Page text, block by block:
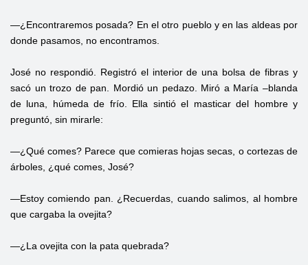
—¿Encontraremos posada? En el otro pueblo y en las aldeas por
donde pasamos, no encontramos.
José no respondió. Registró el interior de una bolsa de fibras y
sacó un trozo de pan. Mordió un pedazo. Miró a María –blanda
de luna, húmeda de frío. Ella sintió el masticar del hombre y
preguntó, sin mirarle:
—¿Qué comes? Parece que comieras hojas secas, o cortezas de
árboles, ¿qué comes, José?
—Estoy comiendo pan. ¿Recuerdas, cuando salimos, al hombre
que cargaba la ovejita?
—¿La ovejita con la pata quebrada?